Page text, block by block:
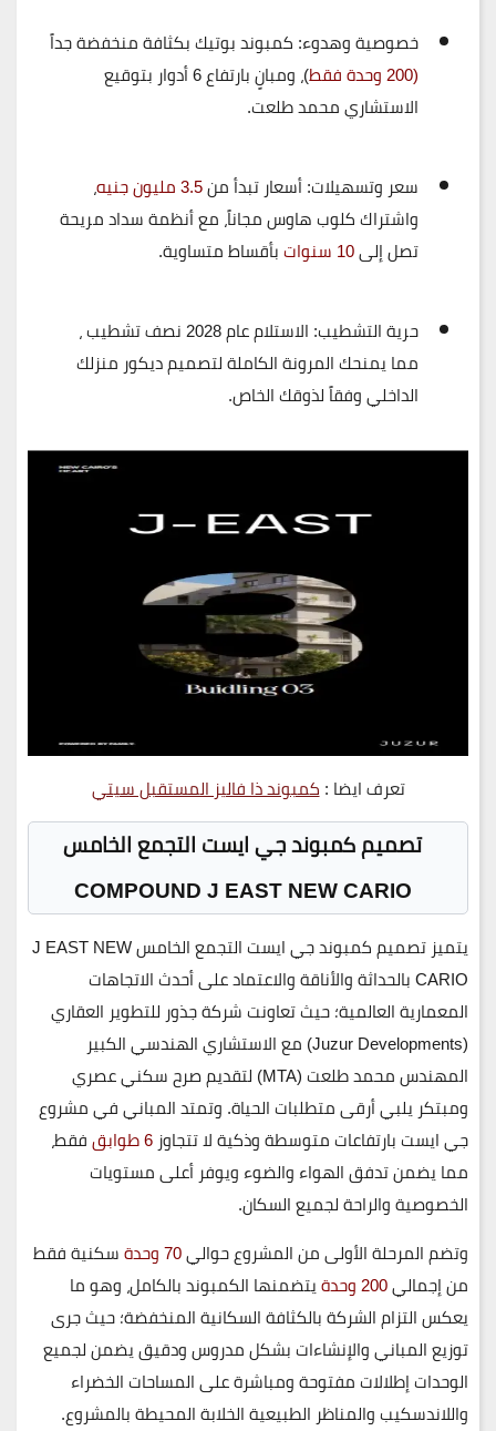
خصوصية وهدوء: كمبوند بوتيك بكثافة منخفضة جداً
(200 وحدة فقط
)، ومبانٍ بارتفاع 6 أدوار بتوقيع
الاستشاريمحمد طلعت.
سعر وتسهيلات:أسعار تبدأ من3.5 مليون جنيه
،
واشتراككلوب هاوس مجاناً، مع أنظمة سداد مريحة
تصل إلى10 سنوات بأقساط متساوية.
حرية التشطيب: الاستلام عام2028 نصف تشطيب
،
مما يمنحك المرونة الكاملة لتصميم ديكور منزلك
الداخلي وفقاً لذوقك الخاص.
تعرف ايضا :كمبوند ذا فاليز المستقبل سيتي
تصميم كمبوند جي ايست التجمع الخامس
COMPOUND J EAST NEW CARIO
يتميز تصميم
كمبوند جي ايست التجمع الخامس J EAST NEW
CARIOبالحداثة والأناقة والاعتماد على أحدث الاتجاهات
المعمارية العالمية؛ حيث تعاونتشركة جذور للتطوير العقاري
(Juzur Developments)
مع الاستشاري الهندسي الكبير
المهندس محمد طلعت (MTA)
لتقديم صرح سكني عصري
ومبتكر يلبي أرقى متطلبات الحياة. وتمتد المباني في مشروع
جي ايست بارتفاعات متوسطة وذكية لا تتجاوز 6 طوابق
فقط،
مما يضمن تدفق الهواء والضوء ويوفر أعلى مستويات
الخصوصية والراحة لجميع السكان.
وتضمالمرحلة الأولىمن المشروع حوالي70 وحدة
سكنية فقط
من إجمالي200 وحدة
يتضمنها الكمبوند بالكامل، وهو ما
يعكس التزام الشركة بالكثافة السكانية المنخفضة؛ حيث جرى
توزيع المباني والإنشاءات بشكل مدروس ودقيق يضمن لجميع
الوحدات إطلالات مفتوحة ومباشرة على المساحات الخضراء
واللاندسكيب والمناظر الطبيعية الخلابة المحيطة بالمشروع.